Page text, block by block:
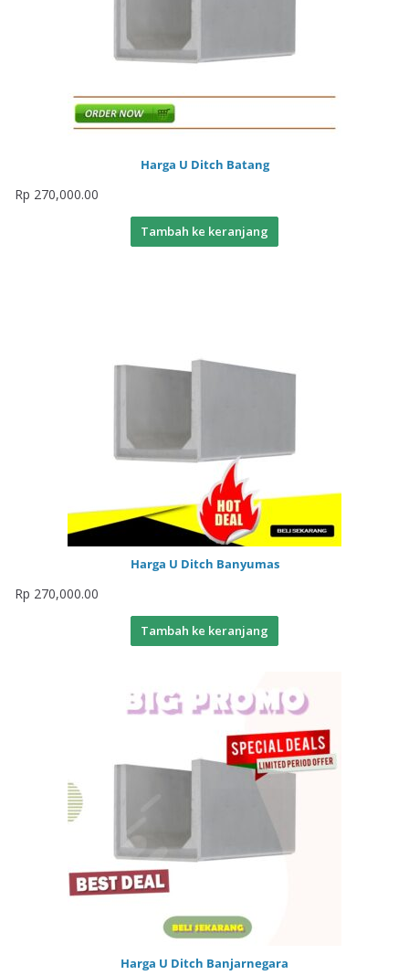
Harga U Ditch Batang
Rp 270,000.00
Tambah ke keranjang
Harga U Ditch Banyumas
Rp 270,000.00
Tambah ke keranjang
Harga U Ditch Banjarnegara